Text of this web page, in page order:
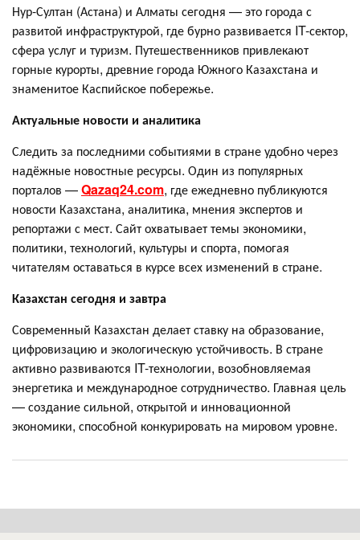
Нур-Султан (Астана) и Алматы сегодня — это города с
развитой инфраструктурой, где бурно развивается IT-сектор,
сфера услуг и туризм. Путешественников привлекают
горные курорты, древние города Южного Казахстана и
знаменитое Каспийское побережье.
Актуальные новости и аналитика
Следить за последними событиями в стране удобно через
надёжные новостные ресурсы. Один из популярных
порталов —Qazaq24.com, где ежедневно публикуются
новости Казахстана, аналитика, мнения экспертов и
репортажи с мест. Сайт охватывает темы экономики,
политики, технологий, культуры и спорта, помогая
читателям оставаться в курсе всех изменений в стране.
Казахстан сегодня и завтра
Современный Казахстан делает ставку на образование,
цифровизацию и экологическую устойчивость. В стране
активно развиваются IT-технологии, возобновляемая
энергетика и международное сотрудничество. Главная цель
— создание сильной, открытой и инновационной
экономики, способной конкурировать на мировом уровне.